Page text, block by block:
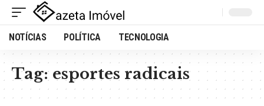
NOTÍCIAS POLÍTICA TECNOLOGIA
Tag: esportes radicais